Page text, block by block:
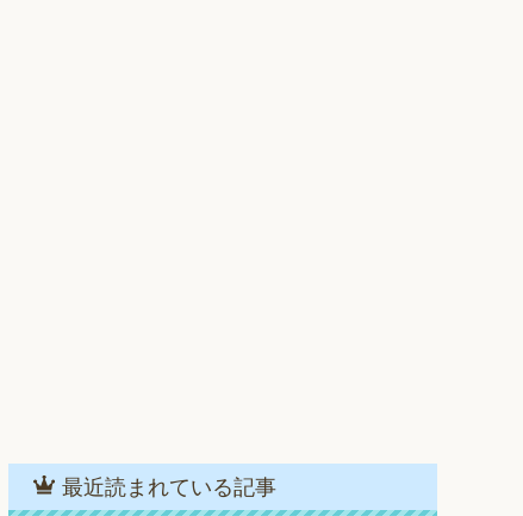
最近読まれている記事